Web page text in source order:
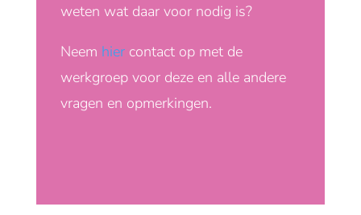
weten wat daar voor nodig is?
Neem hiercontact op met de
werkgroep voor deze en alle andere
vragen en opmerkingen.